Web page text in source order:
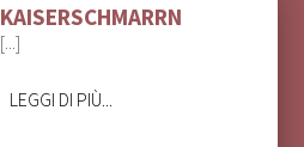
KAISERSCHMARRN
[...]
LEGGI DI PIÙ...